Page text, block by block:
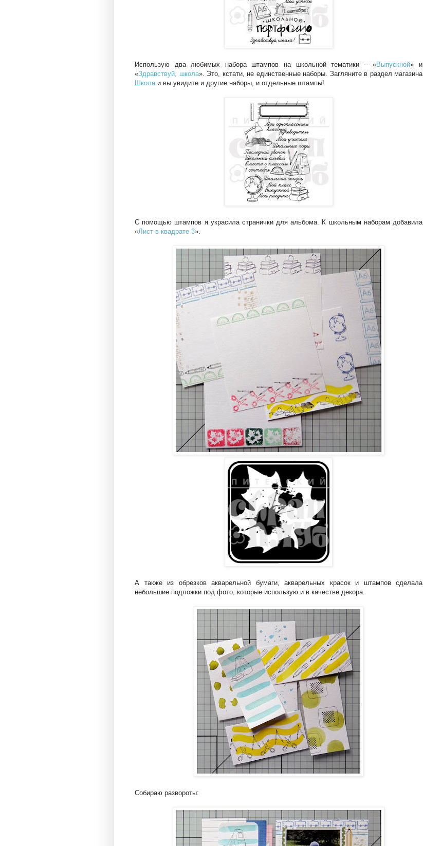
Использую два любимых набора штампов на школьной тематики – «Выпускной» и
«Здравствуй, школа». Это, кстати, не единственные наборы. Загляните в раздел магазина
Школа и вы увидите и другие наборы, и отдельные штампы!
С помощью штампов я украсила странички для альбома. К школьным наборам добавила
«Лист в квадрате 3».
А также из обрезков акварельной бумаги, акварельных красок и штампов сделала
небольшие подложки под фото, которые использую и в качестве декора.
Собираю развороты: